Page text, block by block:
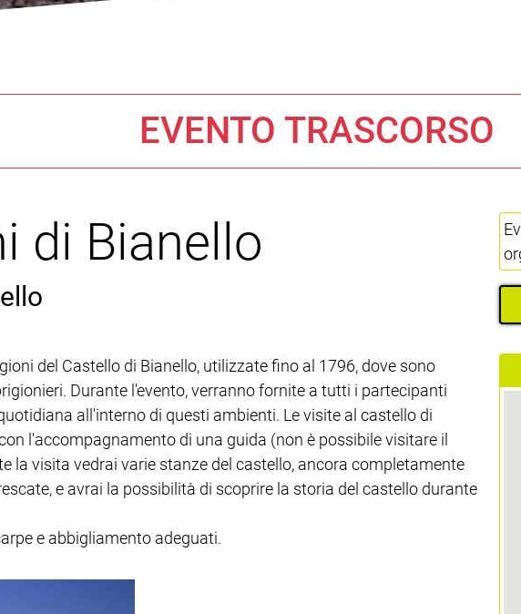
EVENTO TRASCORSO
di Bianello
del Castello di Bianello, utilizzate fino al 1796, dove sono
Durante l'evento, verranno fornite a tutti i partecipanti
all'interno di questi ambienti. Le visite al castello di
l'accompagnamento di una guida (non è possibile visitare il
la visita vedrai varie stanze del castello, ancora completamente
e avrai la possibilità di scoprire la storia del castello durante
e abbigliamento adeguati.